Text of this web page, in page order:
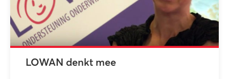
LOWAN denkt mee